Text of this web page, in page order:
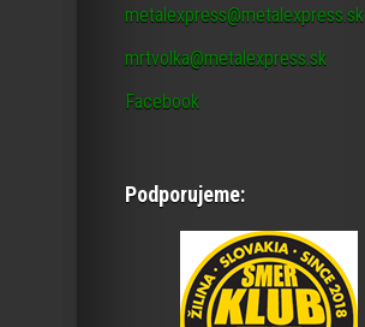
metalexpress@metalexpress.sk
mrtvolka@metalexpress.sk
Facebook
Podporujeme: